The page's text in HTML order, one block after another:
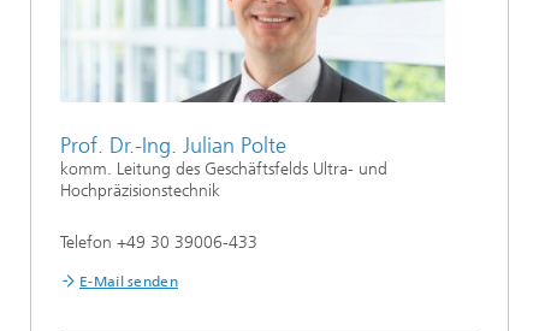
Prof. Dr.-Ing. Julian Polte
komm. Leitung des Geschäftsfelds Ultra- und
Hochpräzisionstechnik
Telefon +49 30 39006-433
E-Mail senden